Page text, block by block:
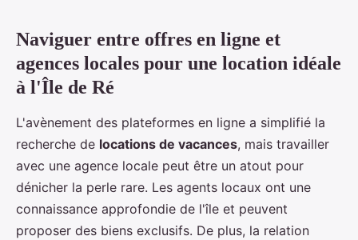
Naviguer entre offres en ligne et
agences locales pour une location idéale
à l'Île de Ré
L'avènement des plateformes en ligne a simplifié la
recherche de locations de vacances, mais travailler
avec une agence locale peut être un atout pour
dénicher la perle rare. Les agents locaux ont une
connaissance approfondie de l'île et peuvent
proposer des biens exclusifs. De plus, la relation